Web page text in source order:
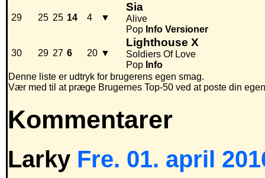
29 25 25 14 4 ▼
Sia
Alive
Pop Info Versioner
30 29 27 6 20 ▼
Lighthouse X
Soldiers Of Love
Pop Info
Denne liste er udtryk for brugerens egen smag.
Vær med til at præge Brugernes Top-50 ved at poste din
Kommentarer
Larky Fre. 01. april